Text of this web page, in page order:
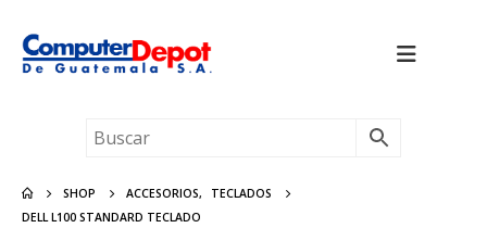
SHOP ACCESORIOS,
TECLADOS
DELL L100 STANDARD TECLADO